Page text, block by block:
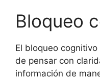
Bloqueo
El bloqueo
de pensar con
información de